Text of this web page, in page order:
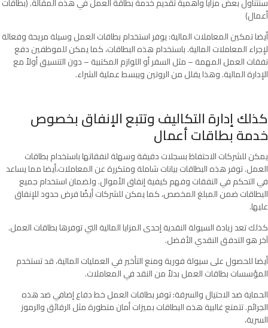
أعمال)
أيضا تمكين المعاملات المالية: يوفر استخدام بطاقات العمل وسيلة مريحة وفعالة
لإجراء المعاملات المالية. باستخدام هذه البطاقات، كما يمكن للموظفين دفع
نفقات العمل المهمة – مثل السفر أو اللوازم المكتبية – دون التنسيق أولاً مع
الإدارة المالية. وهذا يقلل من الروتين ويبسط عملية الشراء.
كذلك إدارة التكاليف وتتبع الإنفاق بخصوص
خدمة بطاقات أعمال
يمكن للشركات الاحتفاظ بسجلات دقيقة وسهلة لنفقاتها باستخدام بطاقات
العمل. توفر هذه البطاقات بيانات شاملة ومتكررة عن المعاملات،أيضا مما يساعد
في التحكم في النفقات وفهم كيفية إنفاق الأموال. ولضمان استخدام جميع
البطاقات ضمن المبلغ المخصص، كما يمكن للشركات أيضًا فرض حدود للإنفاق
عليها.
كذلك تعد زيادة السيولة النقدية إحدى المزايا المالية التي توفرها بطاقات العمل.
آخر هو التدفق النقدي الأفضل.
أيضا للحصول على سيولة فورية ومنع التأخير في العمليات المالية، قد تستخدم
المؤسسات بطاقات العمل بدلاً من النقد في المعاملات.
الحماية ضد الاحتيال والسرقة: توفر بطاقات العمل خط دفاع إضافي ضد هذه
الجرائم. تتمتع غالبية هذه البطاقات بميزات أمان متطورة مثل الرقائق والرموز
السرية،